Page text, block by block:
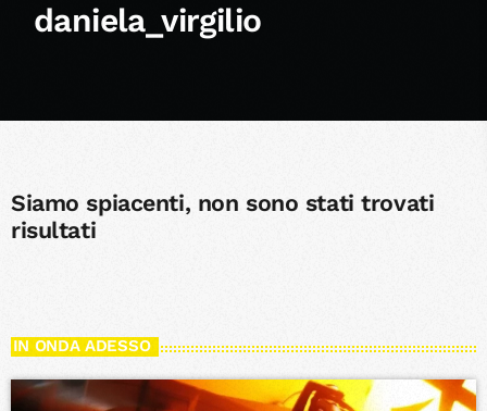
daniela_virgilio
Siamo spiacenti, non sono stati trovati
risultati
IN ONDA ADESSO